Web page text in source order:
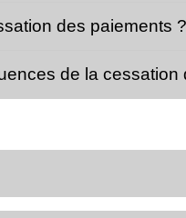
des paiements ?
de la cessation